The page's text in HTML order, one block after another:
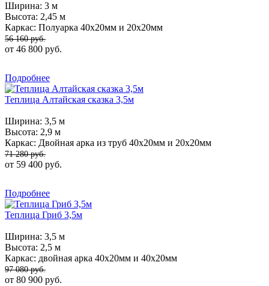
Ширина: 3 м
Высота: 2,45 м
Каркас: Полуарка 40х20мм и 20х20мм
56 160 руб.
от 46 800 руб.
Подробнее
Теплица Алтайская сказка 3,5м
Ширина: 3,5 м
Высота: 2,9 м
Каркас: Двойная арка из труб 40х20мм и 20х20мм
71 280 руб.
от 59 400 руб.
Подробнее
Теплица Гриб 3,5м
Ширина: 3,5 м
Высота: 2,5 м
Каркас: двойная арка 40х20мм и 40х20мм
97 080 руб.
от 80 900 руб.